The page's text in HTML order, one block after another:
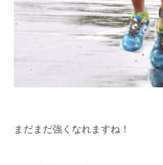
まだまだ強くなれますね！